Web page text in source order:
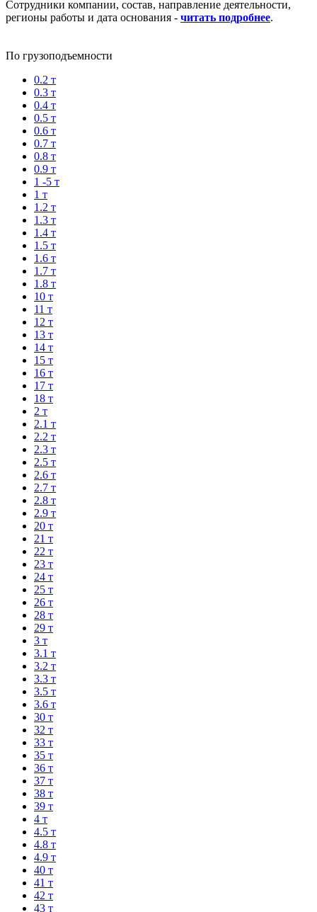
Сотрудники компании, состав, направление деятельности,
регионы работы и дата основания - читать подробнее.
По грузоподъемности
0.2 т
0.3 т
0.4 т
0.5 т
0.6 т
0.7 т
0.8 т
0.9 т
1 -5 т
1 т
1.2 т
1.3 т
1.4 т
1.5 т
1.6 т
1.7 т
1.8 т
10 т
11 т
12 т
13 т
14 т
15 т
16 т
17 т
18 т
2 т
2.1 т
2.2 т
2.3 т
2.5 т
2.6 т
2.7 т
2.8 т
2.9 т
20 т
21 т
22 т
23 т
24 т
25 т
26 т
28 т
29 т
3 т
3.1 т
3.2 т
3.3 т
3.5 т
3.6 т
30 т
32 т
33 т
35 т
36 т
37 т
38 т
39 т
4 т
4.5 т
4.8 т
4.9 т
40 т
41 т
42 т
43 т